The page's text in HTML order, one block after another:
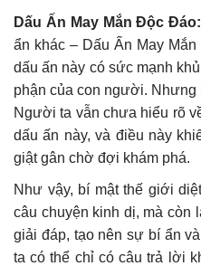
Dấu Ấn May Mắn Độc Đáo:
ẩn khác – Dấu Ấn May
dấu ấn này có sức mạnh
phận của con người.
Người ta vẫn chưa hiểu rõ
dấu ấn này, và điều này
giật gân chờ đợi khám phá.
Như vậy, bí mật thế giới
câu chuyện kinh dị, mà còn
giải đáp, tạo nên sự bí ẩn
ta có thể chỉ có câu trả lời